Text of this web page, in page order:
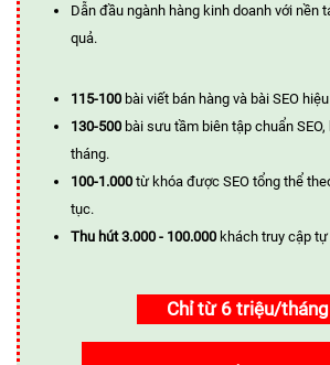
Dẫn đầu ngành hàng kinh doanh với nền
quả.
115-100 bài viết bán hàng và bài SEO
130-500 bài sưu tầm biên tập chuẩn
tháng.
100-1.000 từ khóa được SEO tổng thể
tục.
Thu hút 3.000 - 100.000 khách truy cập
Chỉ từ 6 triệu/tháng